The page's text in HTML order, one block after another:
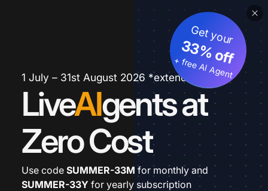
1 July – 31st August 2026 *extended
LiveAIgents at
Zero Cost
Get your
33% off
+ free AI Agent
Use code SUMMER-33M for monthly and
SUMMER-33Y for yearly subscription